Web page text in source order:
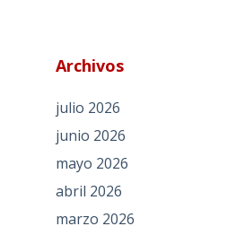
Archivos
julio 2026
junio 2026
mayo 2026
abril 2026
marzo 2026